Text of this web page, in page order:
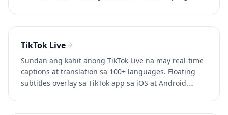
TikTok Live
Sundan ang kahit anong TikTok Live na may real-time
captions at translation sa 100+ languages. Floating
subtitles overlay sa TikTok app sa iOS at Android.